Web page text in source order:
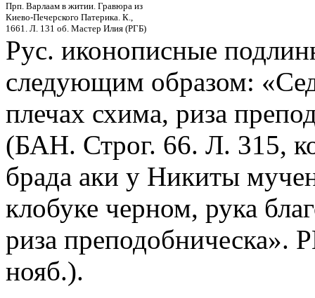
Прп. Варлаам в житии. Гравюра из
Киево-Печерского Патерика. К.,
1661. Л. 131 об. Мастер Илия (РГБ)
Рус. иконописные
следующим образом:
плечах схима, риза
(БАН. Строг. 66. Л. 315,
брада аки у Никиты
клобуке черном, рука
риза преподобническа».
нояб.).